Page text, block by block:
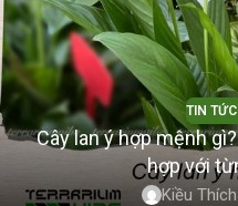
TIN
Cây lan ý hợp mệnh
hợp với
Kiều